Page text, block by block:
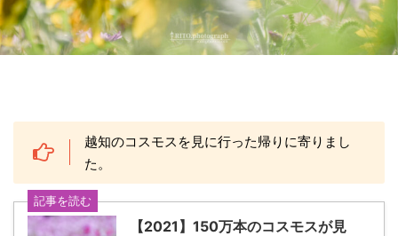
越知のコスモスを見に行った帰りに寄りまし
た。
記事を読む
【2021】150万本のコスモスが見